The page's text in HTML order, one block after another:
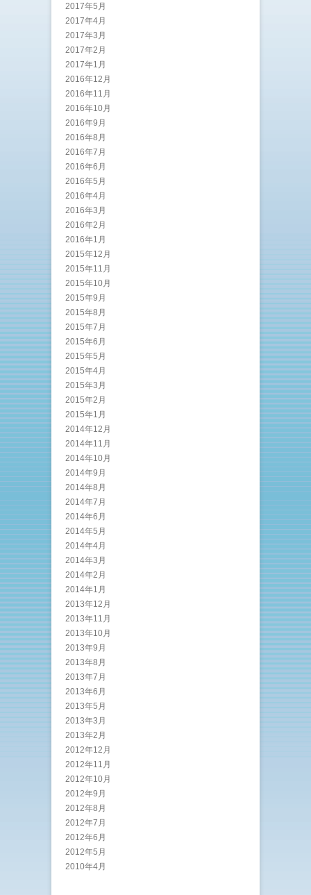
2017年5月
2017年4月
2017年3月
2017年2月
2017年1月
2016年12月
2016年11月
2016年10月
2016年9月
2016年8月
2016年7月
2016年6月
2016年5月
2016年4月
2016年3月
2016年2月
2016年1月
2015年12月
2015年11月
2015年10月
2015年9月
2015年8月
2015年7月
2015年6月
2015年5月
2015年4月
2015年3月
2015年2月
2015年1月
2014年12月
2014年11月
2014年10月
2014年9月
2014年8月
2014年7月
2014年6月
2014年5月
2014年4月
2014年3月
2014年2月
2014年1月
2013年12月
2013年11月
2013年10月
2013年9月
2013年8月
2013年7月
2013年6月
2013年5月
2013年3月
2013年2月
2012年12月
2012年11月
2012年10月
2012年9月
2012年8月
2012年7月
2012年6月
2012年5月
2010年4月